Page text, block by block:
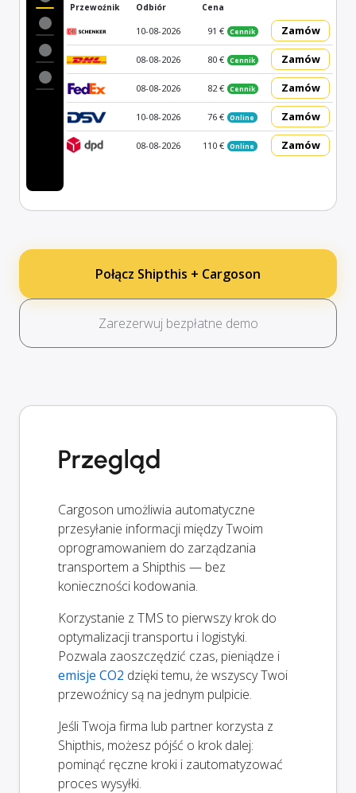
Przewoźnik Odbiór Cena
10-08-2026 91 € Cennik Zamów
08-08-2026 80 € Cennik Zamów
08-08-2026 82 € Cennik Zamów
10-08-2026 76 € Online Zamów
08-08-2026 110 € Online Zamów
Połącz Shipthis + Cargoson
Zarezerwuj bezpłatne demo
Przegląd
Cargoson umożliwia automatyczne
przesyłanie informacji między Twoim
oprogramowaniem do zarządzania
transportem a Shipthis — bez
konieczności kodowania.
Korzystanie z TMS to pierwszy krok do
optymalizacji transportu i logistyki.
Pozwala zaoszczędzić czas, pieniądze i
emisje CO2 dzięki temu, że wszyscy Twoi
przewoźnicy są na jednym pulpicie.
Jeśli Twoja firma lub partner korzysta z
Shipthis, możesz pójść o krok dalej:
pominąć ręczne kroki i zautomatyzować
proces wysyłki.